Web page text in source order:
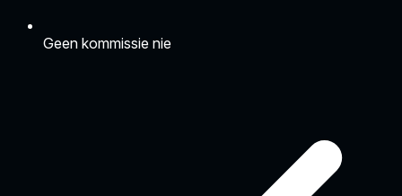
Geen kommissie nie